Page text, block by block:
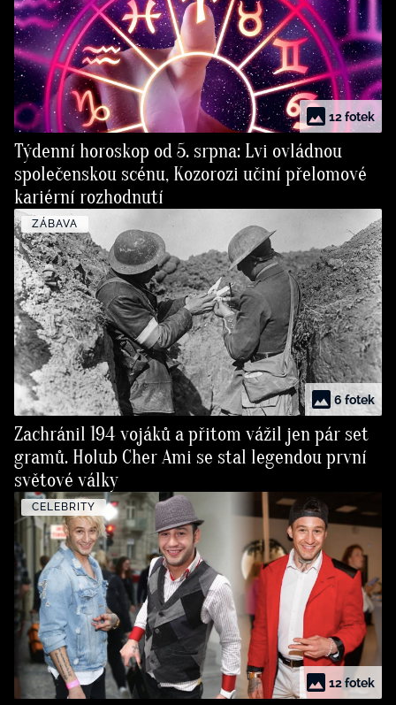
12 fotek
Týdenní horoskop od 5. srpna: Lvi ovládnou
společenskou scénu, Kozorozi učiní přelomové
kariérní rozhodnutí
ZÁBAVA
6 fotek
Zachránil 194 vojáků a přitom vážil jen pár set
gramů. Holub Cher Ami se stal legendou první
světové války
CELEBRITY
12 fotek